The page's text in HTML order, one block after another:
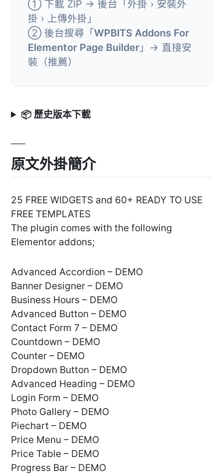
① 下載 ZIP → 後台「外掛 › 安裝外
掛 › 上傳外掛」
② 後台搜尋「WPBITS Addons For
Elementor Page Builder 」→ 直接安
裝（推薦）
📦 歷史版本下載
原文外掛簡介
25 FREE WIDGETS and 60+ READY TO USE
FREE TEMPLATES
The plugin comes with the following
Elementor addons;
Advanced Accordion – DEMO
Banner Designer – DEMO
Business Hours – DEMO
Advanced Button – DEMO
Contact Form 7 – DEMO
Countdown – DEMO
Counter – DEMO
Dropdown Button – DEMO
Advanced Heading – DEMO
Login Form – DEMO
Photo Gallery – DEMO
Piechart – DEMO
Price Menu – DEMO
Price Table – DEMO
Progress Bar – DEMO